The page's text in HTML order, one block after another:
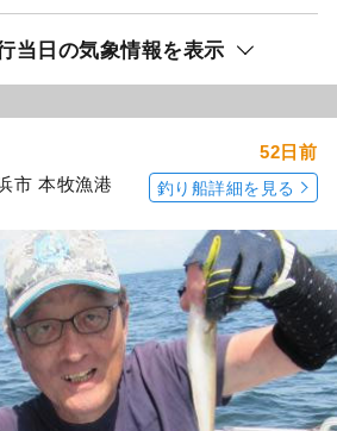
当日の気象情報を表示
市 本牧漁港
52日前
釣り船詳細を見る